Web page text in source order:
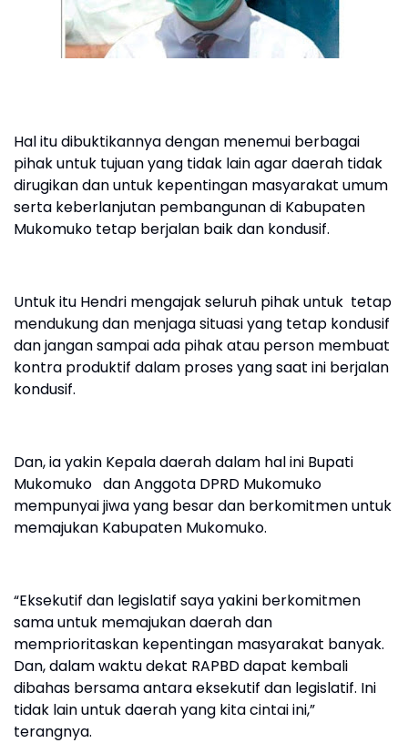
Hal itu dibuktikannya dengan menemui berbagai
pihak untuk tujuan yang tidak lain agar daerah tidak
dirugikan dan untuk kepentingan masyarakat umum
serta keberlanjutan pembangunan di Kabupaten
Mukomuko tetap berjalan baik dan kondusif.
Untuk itu Hendri mengajak seluruh pihak untuk tetap
mendukung dan menjaga situasi yang tetap kondusif
dan jangan sampai ada pihak atau person membuat
kontra produktif dalam proses yang saat ini berjalan
kondusif.
Dan, ia yakin Kepala daerah dalam hal ini Bupati
Mukomuko dan Anggota DPRD Mukomuko
mempunyai jiwa yang besar dan berkomitmen untuk
memajukan Kabupaten Mukomuko.
“Eksekutif dan legislatif saya yakini berkomitmen
sama untuk memajukan daerah dan
memprioritaskan kepentingan masyarakat banyak.
Dan, dalam waktu dekat RAPBD dapat kembali
dibahas bersama antara eksekutif dan legislatif. Ini
tidak lain untuk daerah yang kita cintai ini,”
terangnya.